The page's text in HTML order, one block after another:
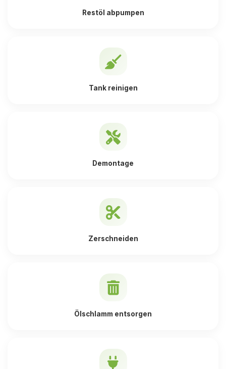
Restöl abpumpen
Tank reinigen
Demontage
Zerschneiden
Ölschlamm entsorgen